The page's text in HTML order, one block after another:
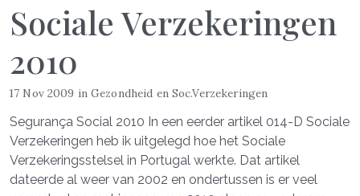
Sociale Verzekeringen
2010
17 Nov 2009 inGezondheid en Soc.Verzekeringen
Segurança Social 2010 In een eerder artikel 014-D Sociale
Verzekeringen heb ik uitgelegd hoe het Sociale
Verzekeringsstelsel in Portugal werkte. Dat artikel
dateerde al weer van 2002 en ondertussen is er veel